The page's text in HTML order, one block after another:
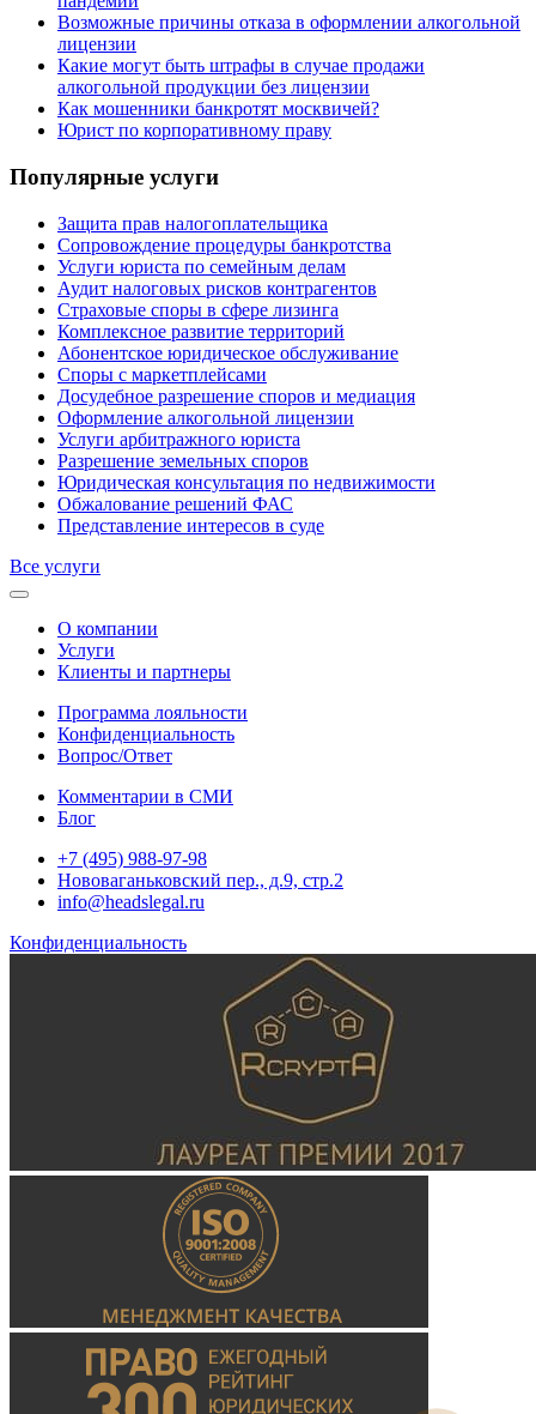
Возможные причины отказа в оформлении алкогольной
лицензии
Какие могут быть штрафы в случае продажи
алкогольной продукции без лицензии
Как мошенники банкротят москвичей?
Юрист по корпоративному праву
Популярные услуги
Защита прав налогоплательщика
Сопровождение процедуры банкротства
Услуги юриста по семейным делам
Аудит налоговых рисков контрагентов
Страховые споры в сфере лизинга
Комплексное развитие территорий
Абонентское юридическое обслуживание
Споры с маркетплейсами
Досудебное разрешение споров и медиация
Оформление алкогольной лицензии
Услуги арбитражного юриста
Разрешение земельных споров
Юридическая консультация по недвижимости
Обжалование решений ФАС
Представление интересов в суде
Все услуги
О компании
Услуги
Клиенты и партнеры
Программа лояльности
Конфиденциальность
Вопрос/Ответ
Комментарии в СМИ
Блог
+7 (495) 988-97-98
Нововаганьковский пер., д.9, стр.2
info@headslegal.ru
Конфиденциальность